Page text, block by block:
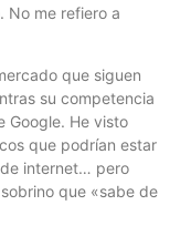
No me refiero a
que siguen
su competencia
Google. He visto
que podrían estar
internet… pero
que «sabe de